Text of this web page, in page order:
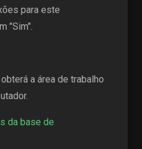
para este
"Sim".
a área de trabalho
da base de